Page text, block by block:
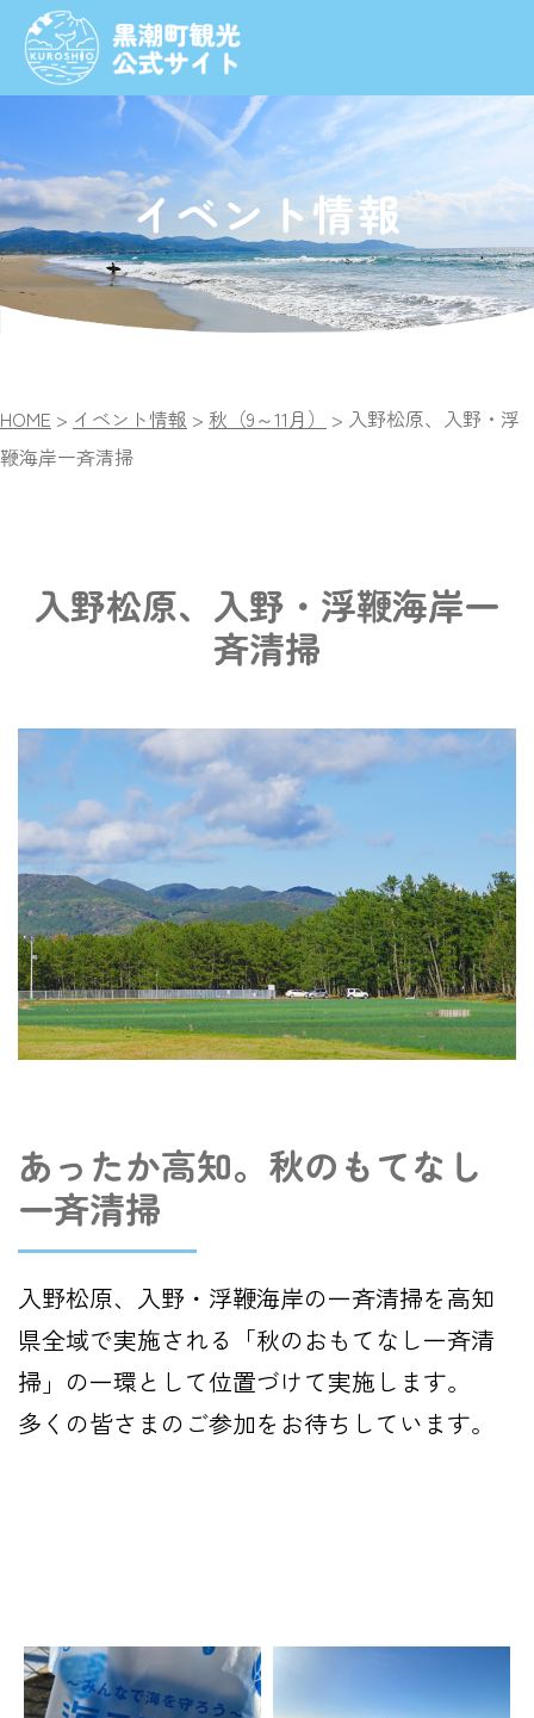
イベント情報
HOME > イベント情報 > 秋（9～11月） > 入野松原、入野・浮
鞭海岸一斉清掃
入野松原、入野・浮鞭海岸一
斉清掃
あったか高知。秋のもてなし
一斉清掃
入野松原、入野・浮鞭海岸の一斉清掃を高知
県全域で実施される「秋のおもてなし一斉清
掃」の一環として位置づけて実施します。
多くの皆さまのご参加をお待ちしています。